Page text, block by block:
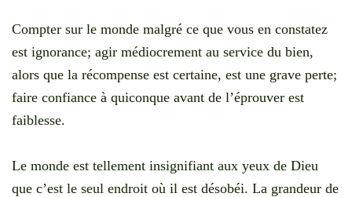
Compter sur le monde malgré ce que vous en constatez
est ignorance; agir médiocrement au service du bien,
alors que la récompense est certaine, est une grave perte;
faire confiance à quiconque avant de l’éprouver est
faiblesse.
Le monde est tellement insignifiant aux yeux de Dieu
que c’est le seul endroit où il est désobéi. La grandeur de